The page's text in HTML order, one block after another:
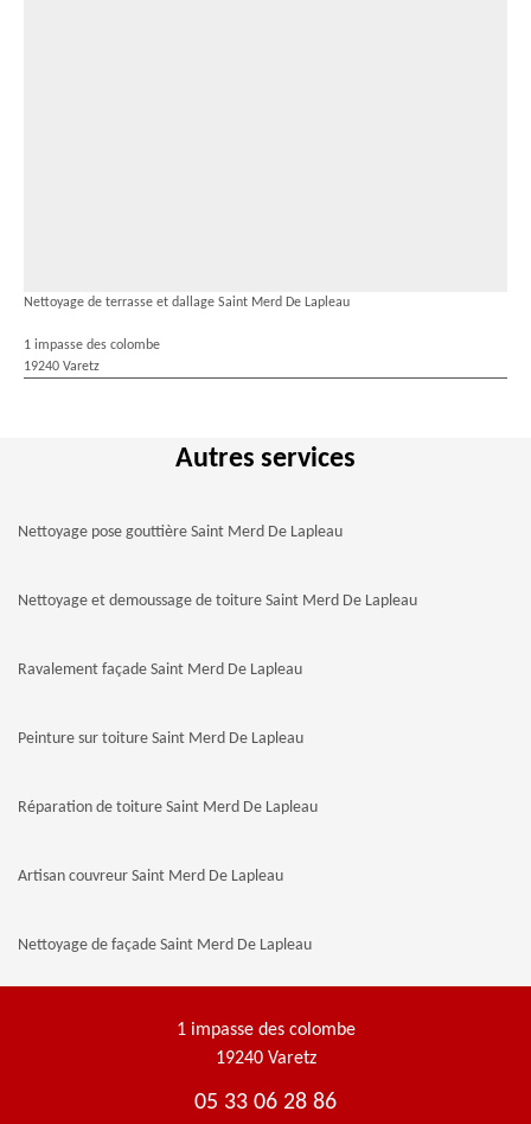
Nettoyage de terrasse et dallage Saint Merd De Lapleau
1 impasse des colombe
19240 Varetz
Autres services
Nettoyage pose gouttière Saint Merd De Lapleau
Nettoyage et demoussage de toiture Saint Merd De Lapleau
Ravalement façade Saint Merd De Lapleau
Peinture sur toiture Saint Merd De Lapleau
Réparation de toiture Saint Merd De Lapleau
Artisan couvreur Saint Merd De Lapleau
Nettoyage de façade Saint Merd De Lapleau
1 impasse des colombe
19240 Varetz
05 33 06 28 86